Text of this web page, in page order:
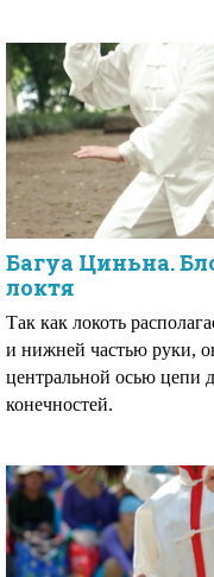
Багуа Циньна.
локтя
Так как локоть
и нижней частью руки,
центральной осью цепи
конечностей.